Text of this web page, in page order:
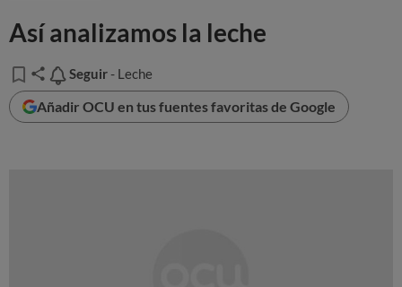
Así analizamos la leche
Seguir
Seguir - Leche
Añadir OCU en tus fuentes favoritas de Google